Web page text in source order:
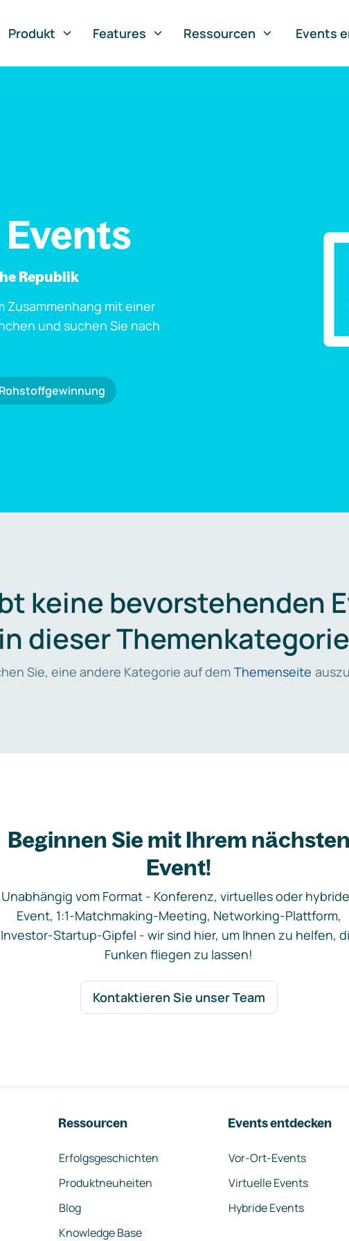
Produkt
Features Ressourcen Events
Republik
Zusammenhang mit einer
und suchen Sie nach
Rohstoffgewinnung
keine bevorstehenden
in dieser
Sie, eine andere Kategorie auf dem Themenseite
Beginnen Sie mit Ihrem nächsten
Event!
Unabhängig vom Format - Konferenz, virtuelles oder
Event, 1:1-Matchmaking-Meeting, Networking-Plattform,
Investor-Startup-Gipfel - wir sind hier, um Ihnen zu helfen,
Funken fliegen zu lassen!
Kontaktieren Sie unser Team
Ressourcen
Erfolgsgeschichten
Produktneuheiten
Blog
Knowledge Base
Events entdecken
Vor-Ort-Events
Virtuelle Events
Hybride Events